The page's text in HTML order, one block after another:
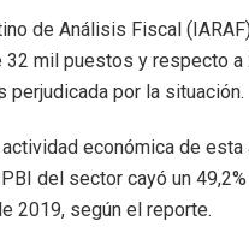
de Análisis Fiscal
mil puestos y respecto a
por la situación.
económica de esta
del sector cayó un
2019, según el reporte.